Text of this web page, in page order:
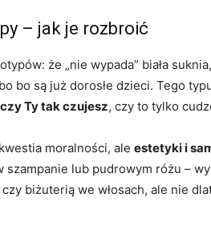
– jak je rozbroić
że „nie wypada” biała
bo są już dorosłe dzieci. Tego
czy Ty tak czujesz, czy to tylko
moralności, ale estetyki i
lub pudrowym różu –
biżuterią we włosach, ale nie